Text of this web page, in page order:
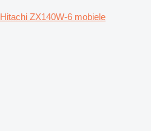
Hitachi ZX140W-6 mobiele